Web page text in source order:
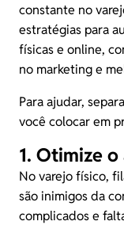
constante no
estratégias para
físicas e online,
no marketing e
Para ajudar,
você colocar em
1. Otimize
No varejo físico,
são inimigos da
complicados e